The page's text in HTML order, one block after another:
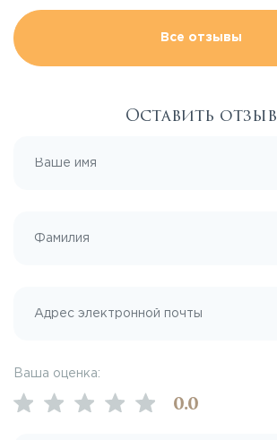
Все отзывы
Оставить отзыв
Ваша оценка:
0.0